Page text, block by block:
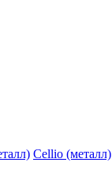
Cellio (металл)